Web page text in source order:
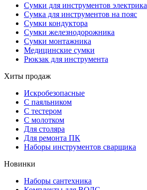
Сумки для инструментов электрика
Сумка для инструментов на пояс
Сумки кондуктора
Сумки железнодорожника
Сумки монтажника
Медицинские сумки
Рюкзак для инструмента
Хиты продаж
Искробезопасные
С паяльником
С тестером
С молотком
Для столяра
Для ремонта ПК
Наборы инструментов сварщика
Новинки
Наборы сантехника